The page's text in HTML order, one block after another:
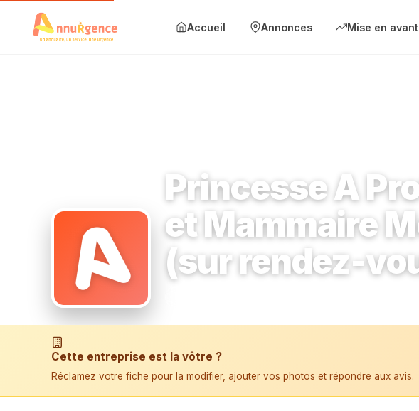
Accueil Annonces Mise en avant
Ajouter une annonce
Se connecter
S'inscrire
📱 Installer l'application
Princesse A
et Mammaire
(sur rendez-
Cette entreprise est la vôtre ?
Réclamez votre fiche pour la modifier, ajouter vos photos et répondre aux avis.